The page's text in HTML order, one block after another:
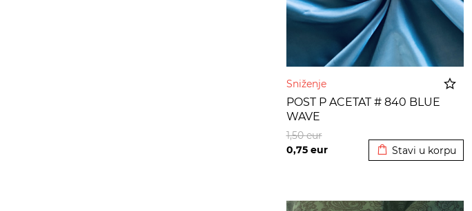
Sniženje
POST P ACETAT # 840 BLUE
WAVE
0,75 eur
1,50eur
Stavi u korpu